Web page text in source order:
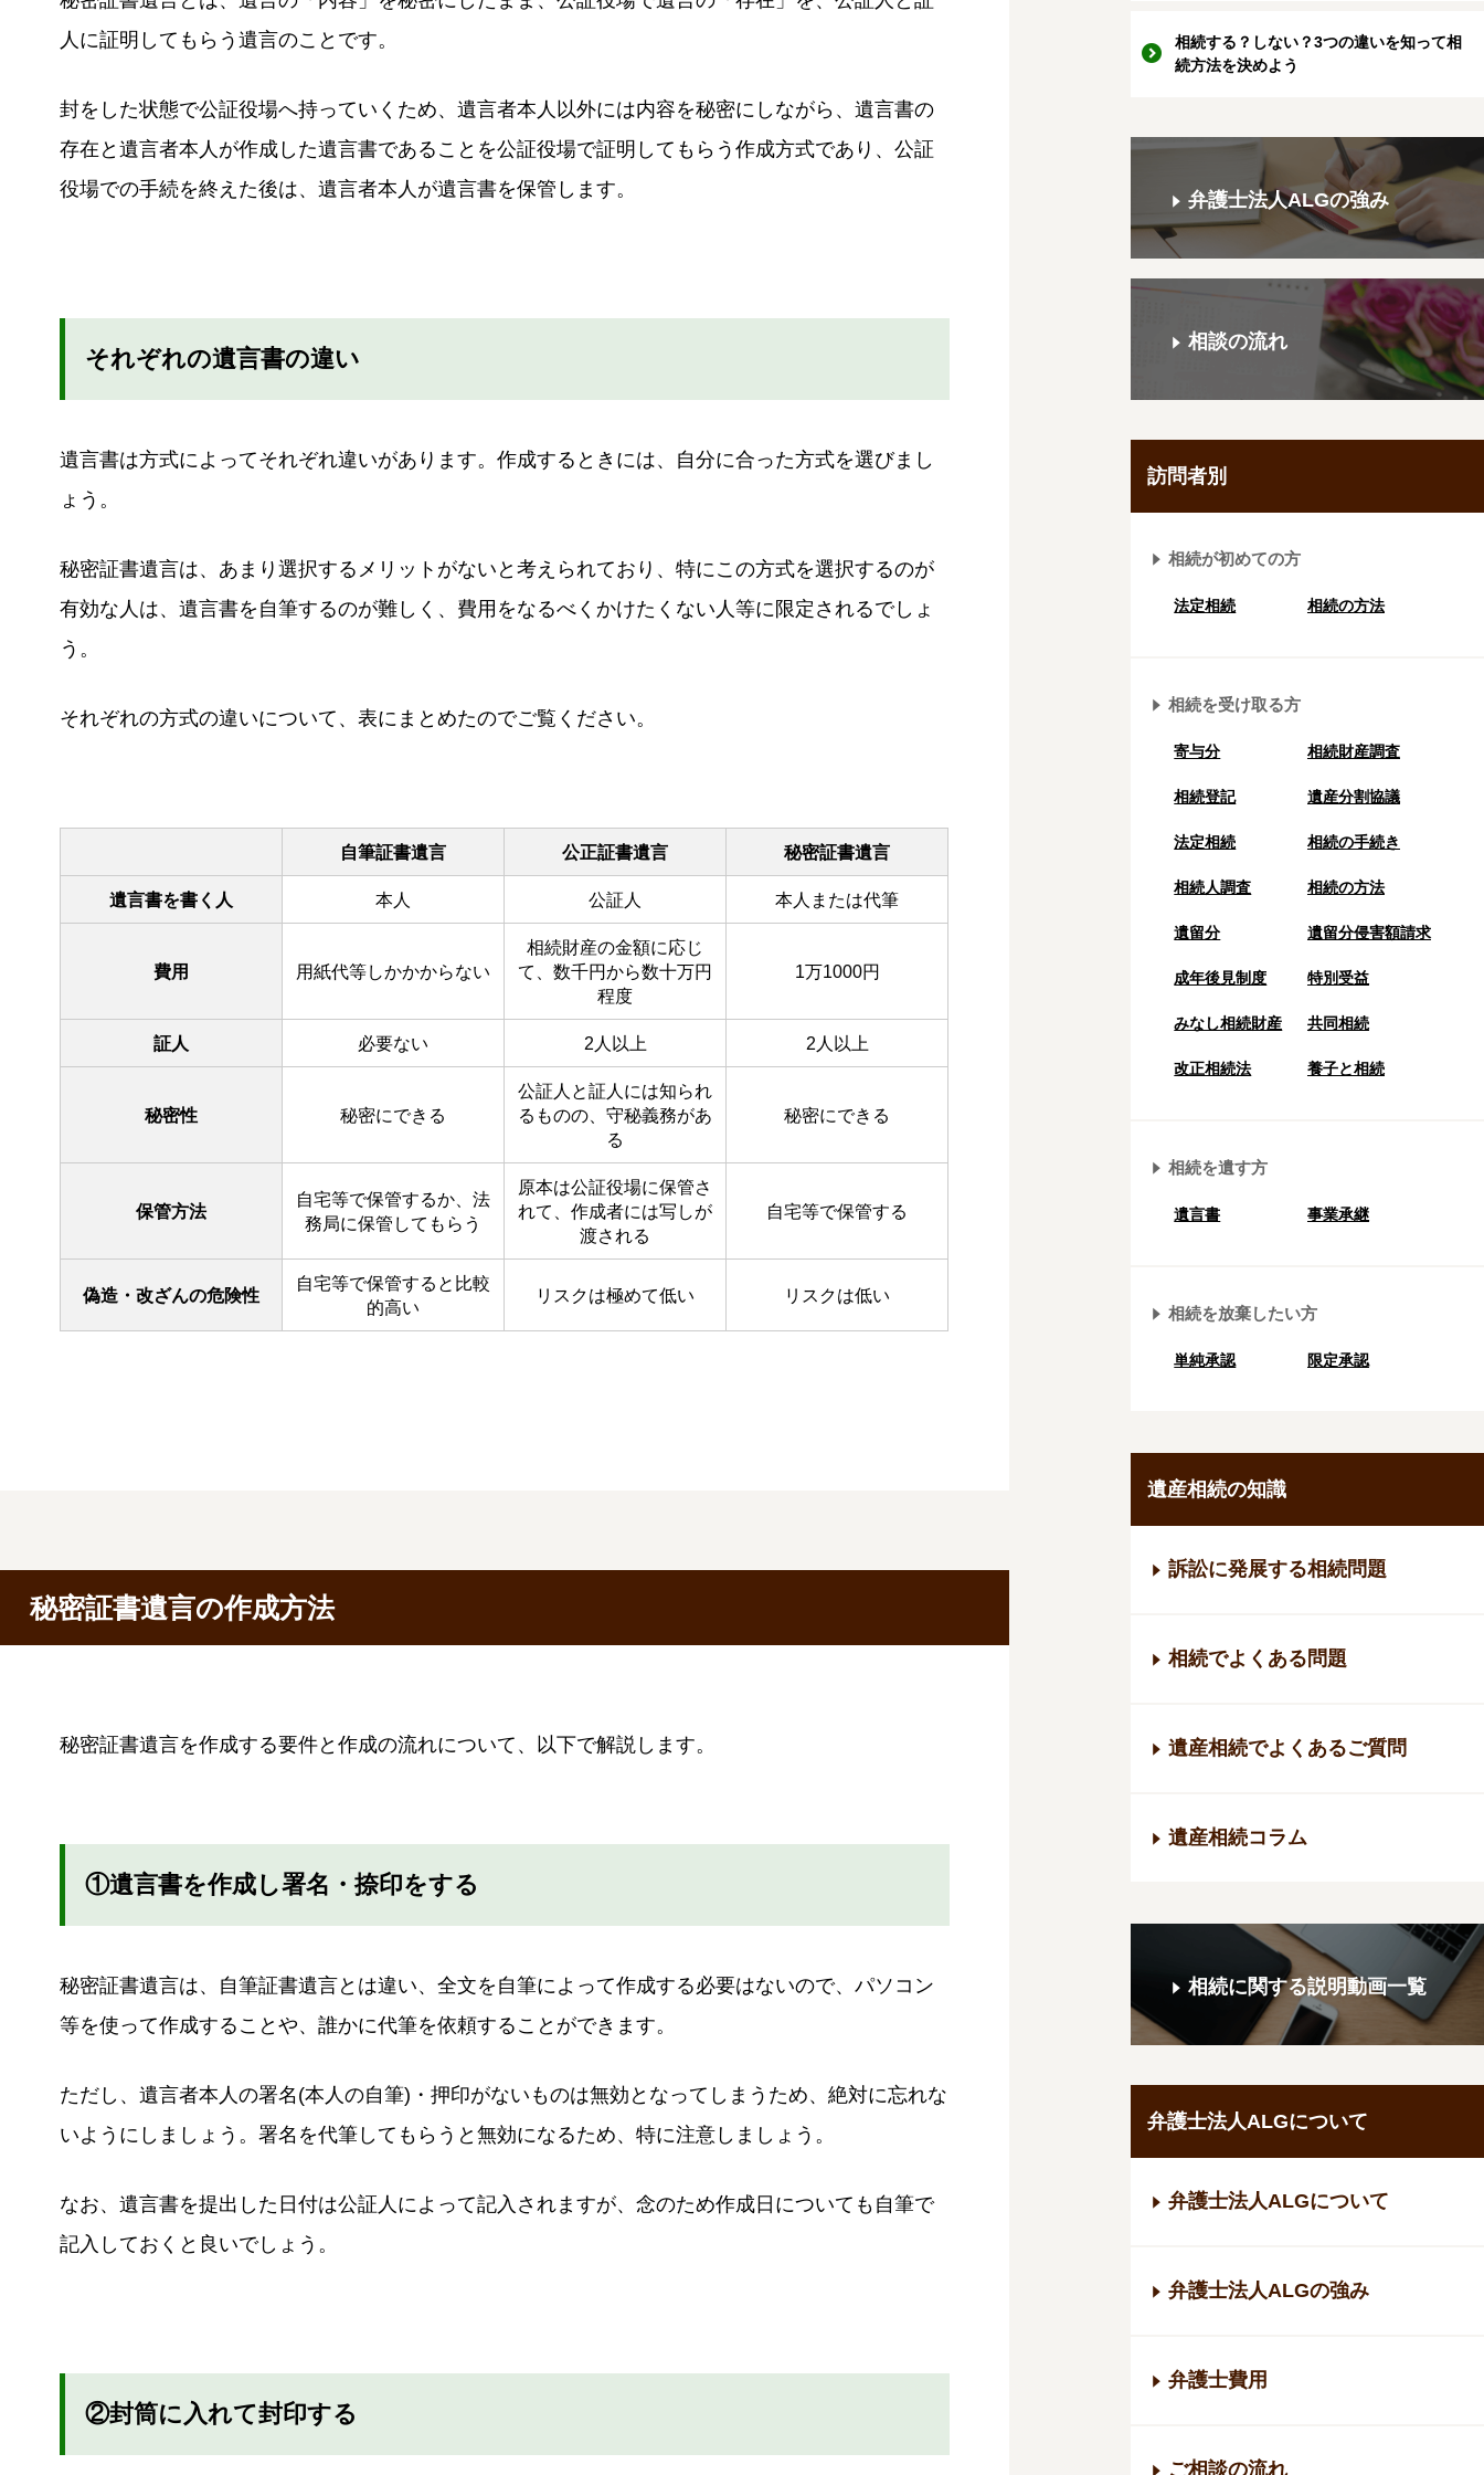
人に証明してもらう遺言のことです。
封をした状態で公証役場へ持っていくため、遺言者本人以外には内容を秘密にしながら、遺言書の
存在と遺言者本人が作成した遺言書であることを公証役場で証明してもらう作成方式であり、公証
役場での手続を終えた後は、遺言者本人が遺言書を保管します。
それぞれの遺言書の違い
遺言書は方式によってそれぞれ違いがあります。作成するときには、自分に合った方式を選びまし
ょう。
秘密証書遺言は、あまり選択するメリットがないと考えられており、特にこの方式を選択するのが
有効な人は、遺言書を自筆するのが難しく、費用をなるべくかけたくない人等に限定されるでしょ
う。
それぞれの方式の違いについて、表にまとめたのでご覧ください。
自筆証書遺言 公正証書遺言 秘密証書遺言
遺言書を書く人 本人 公証人 本人または代筆
費用 用紙代等しかかからない
相続財産の金額に応じ
て、数千円から数十万円
程度
1万1000円
証人 必要ない 2人以上 2人以上
秘密性 秘密にできる
公証人と証人には知られ
るものの、守秘義務があ
る
秘密にできる
保管方法
自宅等で保管するか、法
務局に保管してもらう
原本は公証役場に保管さ
れて、作成者には写しが
渡される
自宅等で保管する
偽造・改ざんの危険性
自宅等で保管すると比較
的高い
リスクは極めて低い リスクは低い
秘密証書遺言の作成方法
秘密証書遺言を作成する要件と作成の流れについて、以下で解説します。
①遺言書を作成し署名・捺印をする
秘密証書遺言は、自筆証書遺言とは違い、全文を自筆によって作成する必要はないので、パソコン
等を使って作成することや、誰かに代筆を依頼することができます。
ただし、遺言者本人の署名(本人の自筆)・押印がないものは無効となってしまうため、絶対に忘れな
いようにしましょう。署名を代筆してもらうと無効になるため、特に注意しましょう。
なお、遺言書を提出した日付は公証人によって記入されますが、念のため作成日についても自筆で
記入しておくと良いでしょう。
②封筒に入れて封印する
相続する？しない？3つの違いを知って相
続方法を決めよう
弁護士法人ALGの強み
相談の流れ
訪問者別
相続が初めての方
法定相続 相続の方法
相続を受け取る方
寄与分 相続財産調査
相続登記 遺産分割協議
法定相続 相続の⼿続き
相続人調査 相続の方法
遺留分 遺留分侵害額請求
成年後⾒制度 特別受益
みなし相続財産 共同相続
改正相続法 養子と相続
相続を遺す方
遺言書 事業承継
相続を放棄したい方
単純承認 限定承認
遺産相続の知識
訴訟に発展する相続問題
相続でよくある問題
遺産相続でよくあるご質問
遺産相続コラム
相続に関する説明動画一覧
弁護士法人ALGについて
弁護士法人ALGについて
弁護士法人ALGの強み
弁護士費用
ご相談の流れ